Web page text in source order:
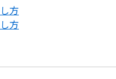
方
方